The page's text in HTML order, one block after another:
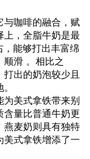
与咖啡的融合，赋
上，全脂牛奶是最
能够打出丰富绵
顺滑 。相比之
出的奶泡较少且
为美式拿铁带来别
含量比普通牛奶更
燕麦奶则具有独特
美式拿铁增添了一